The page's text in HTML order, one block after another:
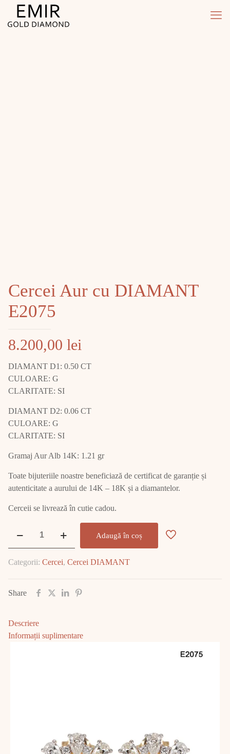
Cercei Aur cu DIAMANT
E2075
8.200,00 lei
DIAMANT D1: 0.50 CT
CULOARE: G
CLARITATE: SI
DIAMANT D2: 0.06 CT
CULOARE: G
CLARITATE: SI
Gramaj Aur Alb 14K: 1.21 gr
Toate bijuteriile noastre beneficiază de certificat de garanție și
autenticitate a aurului de 14K – 18K și a diamantelor.
Cerceii se livrează în cutie cadou.
cu
E2075
Adaugă în coș
Categorii: Cercei, Cercei DIAMANT
Share
Descriere
Informații suplimentare